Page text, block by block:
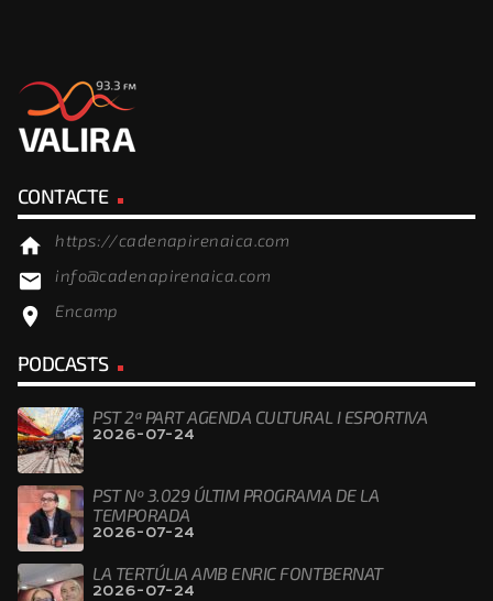
CONTACTE
home https://cadenapirenaica.com
email info@cadenapirenaica.com
location_on Encamp
PODCASTS
PST 2ª PART AGENDA CULTURAL I ESPORTIVA
2026-07-24
PST Nº 3.029 ÚLTIM PROGRAMA DE LA
TEMPORADA
2026-07-24
LA TERTÚLIA AMB ENRIC FONTBERNAT
2026-07-24